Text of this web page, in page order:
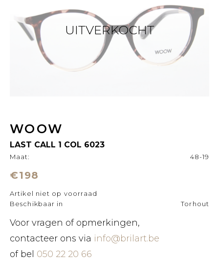
UITVERKOCHT
WOOW
LAST CALL 1 COL 6023
Maat: 48-19
€198
Artikel niet op voorraad
Beschikbaar in
Torhout
Voor vragen of opmerkingen,
contacteer ons via info@brilart.be
of bel 050 22 20 66